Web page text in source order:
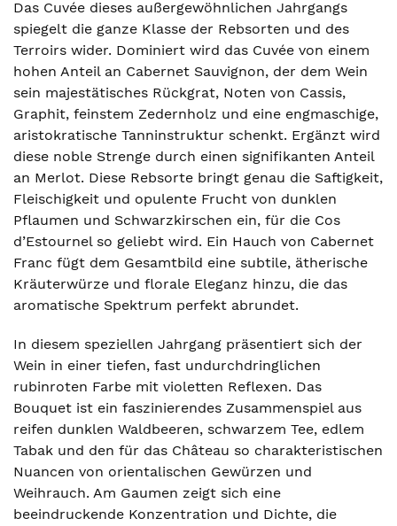
Das Cuvée dieses außergewöhnlichen Jahrgangs
spiegelt die ganze Klasse der Rebsorten und des
Terroirs wider. Dominiert wird das Cuvée von einem
hohen Anteil an Cabernet Sauvignon, der dem Wein
sein majestätisches Rückgrat, Noten von Cassis,
Graphit, feinstem Zedernholz und eine engmaschige,
aristokratische Tanninstruktur schenkt. Ergänzt wird
diese noble Strenge durch einen signifikanten Anteil
an Merlot. Diese Rebsorte bringt genau die Saftigkeit,
Fleischigkeit und opulente Frucht von dunklen
Pflaumen und Schwarzkirschen ein, für die Cos
d’Estournel so geliebt wird. Ein Hauch von Cabernet
Franc fügt dem Gesamtbild eine subtile, ätherische
Kräuterwürze und florale Eleganz hinzu, die das
aromatische Spektrum perfekt abrundet.
In diesem speziellen Jahrgang präsentiert sich der
Wein in einer tiefen, fast undurchdringlichen
rubinroten Farbe mit violetten Reflexen. Das
Bouquet ist ein faszinierendes Zusammenspiel aus
reifen dunklen Waldbeeren, schwarzem Tee, edlem
Tabak und den für das Château so charakteristischen
Nuancen von orientalischen Gewürzen und
Weihrauch. Am Gaumen zeigt sich eine
beeindruckende Konzentration und Dichte, die